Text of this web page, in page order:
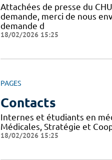
Attachées de presse du
demande, merci de nous
demande d
18/02/2026 15:25
PAGES
Contacts
Internes et étudiants en
Médicales, Stratégie et
18/02/2026 15:25